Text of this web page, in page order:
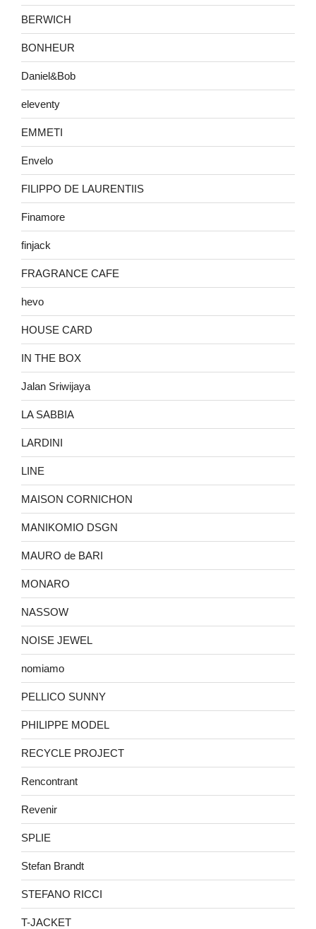
BERWICH
BONHEUR
Daniel&Bob
eleventy
EMMETI
Envelo
FILIPPO DE LAURENTIIS
Finamore
finjack
FRAGRANCE CAFE
hevo
HOUSE CARD
IN THE BOX
Jalan Sriwijaya
LA SABBIA
LARDINI
LINE
MAISON CORNICHON
MANIKOMIO DSGN
MAURO de BARI
MONARO
NASSOW
NOISE JEWEL
nomiamo
PELLICO SUNNY
PHILIPPE MODEL
RECYCLE PROJECT
Rencontrant
Revenir
SPLIE
Stefan Brandt
STEFANO RICCI
T-JACKET